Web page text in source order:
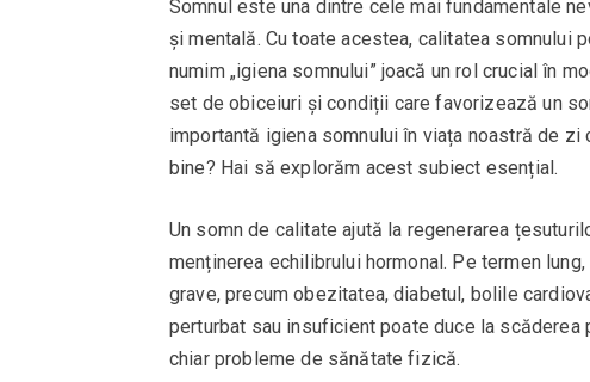
Somnul este una dintre cele mai fundamentale
și mentală. Cu toate acestea, calitatea somnului
numim „igiena somnului” joacă un rol crucial în
set de obiceiuri și condiții care favorizează un
importantă igiena somnului în viața noastră de
bine? Hai să explorăm acest subiect esențial.
Un somn de calitate ajută la regenerarea
menținerea echilibrului hormonal. Pe termen
grave, precum obezitatea, diabetul, bolile
perturbat sau insuficient poate duce la
chiar probleme de sănătate fizică.